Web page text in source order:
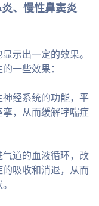
、慢性鼻窦炎
示出一定的效果。
一些效果：
经系统的功能，平
，从而缓解哮喘症
道的血液循环，改
吸收和消退，从而